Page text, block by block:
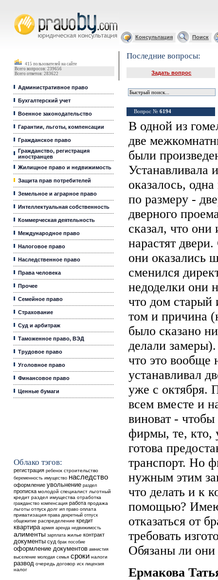
Консультация Поиск
415 пользователей на сайте
Всего вопросов: 239656
Всего ответов: 283622
Административное право
Бухгалтерский учет
Военное законодательство
Гарантии, льготы, компенсации
Гражданское право
Гражданство, регистрация
иностранцев
Жилищное право и недвижимость
Защита прав потребителей
Земельное и аграрное право
Интеллектуальная собственность
Коммерческая деятельность
Международное право
Налоговое право
Наследственное право
Права человека
Прочее
Семейное право
Страхование
Суд и арбитраж
Таможенное право, ВЭД
Трудовое право
Уголовное право
Финансовое право
Ценные бумаги
Облако тэгов:
регистрация ребенок строительство
беременность имущество наследство
оформление увольнение раздел
прописка молодой специалист льготный
кредит раздел имущества отработка
гражданство компенсация работа продажа
льготы отпуск долг ип право оплата
приватизация права декретный отпуск
общежитие распределение кредит
квартира армия аренда недвижимость
алименты зарплата жилье контракт
документы суд брак пособие
оформление документов амнистия
выселение молодая семья сроки налоги
развод очередь договор иск лицензия
налог
Последние вопросы:
Задать вопрос
Вопрос № 6194
В одной из
две
были
Устанавливала
оказалось,
по размеру -
дверного
сказал, что они
нарастят
они оказались
сменился
недоделки они
что дом старый
том и причина
было сказано
делали
что это вообще
устанавливал
уже с октября.
всем вместе и
виноват -
фирмы, те, кто,
готова
транспорт. Но
нужным этим
что делать и к
помощью?
отказаться от
требовать
Обязаны ли они
Ермакова